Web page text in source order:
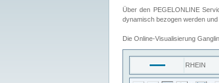
Über den PEGELONLINE
dynamisch bezogen werden
Die Online-Visualisierung